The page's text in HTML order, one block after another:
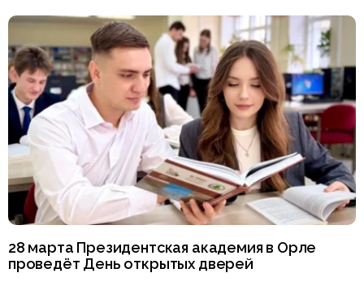
28 марта Президентская академия в Орле
проведёт День открытых дверей